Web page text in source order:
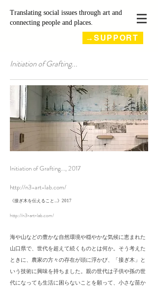
Translating social issues through art and
connecting people and places.
→SUPPORT
Initiation of Grafting...
Initiation of Grafting..., 2017
http://n3-art-lab.com/
《接ぎ木を伝えること...》2017
http://n3-art-lab.com/
海や山などの豊かな自然環境や穏やかな気候に恵まれた
山口県で、世代を超えて続くものとは何か。そう考えた
ときに、農家の方々の存在が頭に浮かび、「接ぎ木」と
いう技術に興味を持ちました。親の世代は子供や孫の世
代になっても生活に困らないことを願って、小さな苗か